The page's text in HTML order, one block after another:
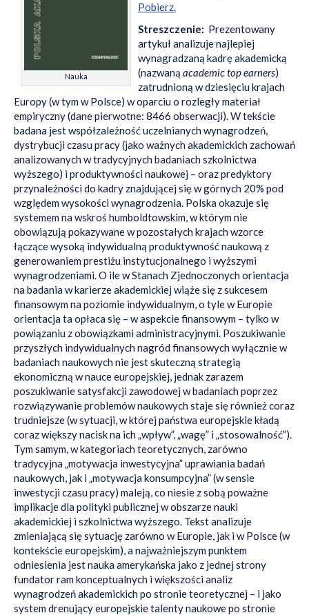
Nauka
Pobierz.
Streszczenie: Prezentowany
artykuł analizuje najlepiej
wynagradzaną kadrę akademicką
(nazwaną academic top earners)
zatrudnioną w dziesięciu krajach
Europy (w tym w Polsce) w oparciu o rozległy materiał
empiryczny (dane pierwotne: 8466 obserwacji). W tekście
badana jest współzależność uczelnianych wynagrodzeń,
dystrybucji czasu pracy (jako ważnych akademickich zachowań
analizowanych w tradycyjnych badaniach szkolnictwa
wyższego) i produktywności naukowej – oraz predyktory
przynależności do kadry znajdującej się w górnych 20% pod
względem wysokości wynagrodzenia. Polska okazuje się
systemem na wskroś humboldtowskim, w którym nie
obowiązują pokazywane w pozostałych krajach wzorce
łączące wysoką indywidualną produktywność naukową z
generowaniem prestiżu instytucjonalnego i wyższymi
wynagrodzeniami. O ile w Stanach Zjednoczonych orientacja
na badania w karierze akademickiej wiąże się z sukcesem
finansowym na poziomie indywidualnym, o tyle w Europie
orientacja ta opłaca się – w aspekcie finansowym – tylko w
powiązaniu z obowiązkami administracyjnymi. Poszukiwanie
przyszłych indywidualnych nagród finansowych wyłącznie w
badaniach naukowych nie jest skuteczną strategią
ekonomiczną w nauce europejskiej, jednak zarazem
poszukiwanie satysfakcji zawodowej w badaniach poprzez
rozwiązywanie problemów naukowych staje się również coraz
trudniejsze (w sytuacji, w której państwa europejskie kładą
coraz większy nacisk na ich „wpływ”, „wagę” i „stosowalność”).
Tym samym, w kategoriach teoretycznych, zarówno
tradycyjna „motywacja inwestycyjna” uprawiania badań
naukowych, jak i „motywacja konsumpcyjna” (w sensie
inwestycji czasu pracy) maleją, co niesie z sobą poważne
implikacje dla polityki publicznej w obszarze nauki
akademickiej i szkolnictwa wyższego. Tekst analizuje
zmieniającą się sytuację zarówno w Europie, jak i w Polsce (w
kontekście europejskim), a najważniejszym punktem
odniesienia jest nauka amerykańska jako z jednej strony
fundator ram konceptualnych i większości analiz
wynagrodzeń akademickich po stronie teoretycznej – i jako
system drenujący europejskie talenty naukowe po stronie